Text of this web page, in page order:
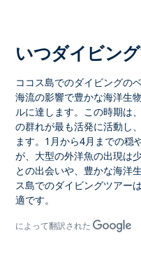
いつダイビン
ココス島でのダイビングの
海流の影響で豊かな海洋生
ルに達します。この時期は
の群れが最も活発に活動し
ます。1月から4月までの穏
が、大型の外洋魚の出現は
との出会いや、豊かな海洋
ス島でのダイビングツアーは
適です。
によって翻訳された